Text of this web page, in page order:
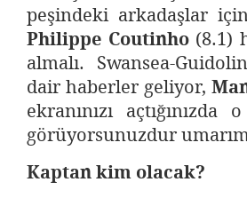
peşindeki arkadaşlar
Philippe Coutinho(8.1)
almalı. Swansea-
dair haberler geliyor,
ekranınızı
görüyorsunuzdur
Kaptan kim olacak?